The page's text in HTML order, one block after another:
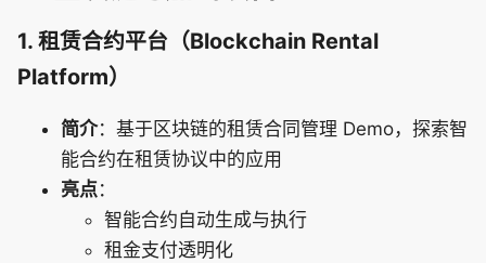
1. 租赁合约平台（Blockchain Rental
Platform）
简介：基于区块链的租赁合同管理 Demo，探索智
能合约在租赁协议中的应用
亮点：
智能合约自动生成与执行
租金支付透明化